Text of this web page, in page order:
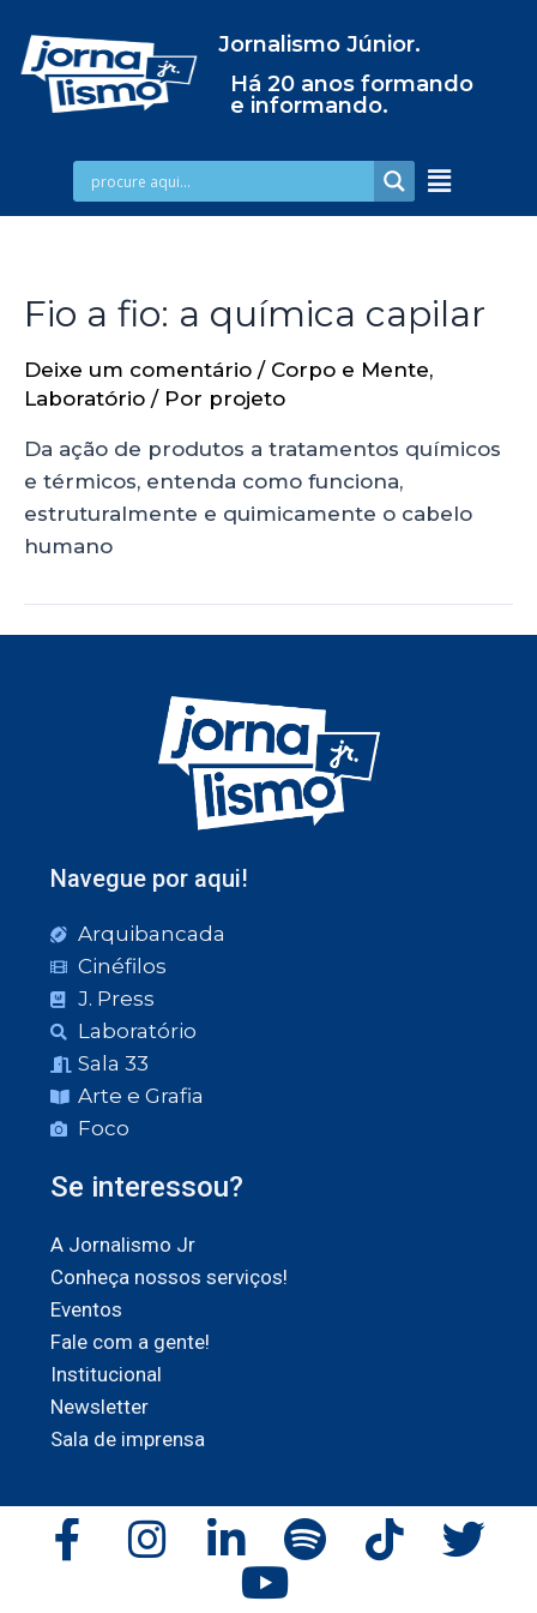
Jornalismo Júnior.
Há 20 anos formando
e informando.
Fio a fio: a química capilar
Deixe um comentário / Corpo e Mente,
Laboratório / Por projeto
Da ação de produtos a tratamentos químicos
e térmicos, entenda como funciona,
estruturalmente e quimicamente o cabelo
humano
Navegue por aqui!
Arquibancada
Cinéfilos
J. Press
Laboratório
Sala 33
Arte e Grafia
Foco
Se interessou?
A Jornalismo Jr
Conheça nossos serviços!
Eventos
Fale com a gente!
Institucional
Newsletter
Sala de imprensa